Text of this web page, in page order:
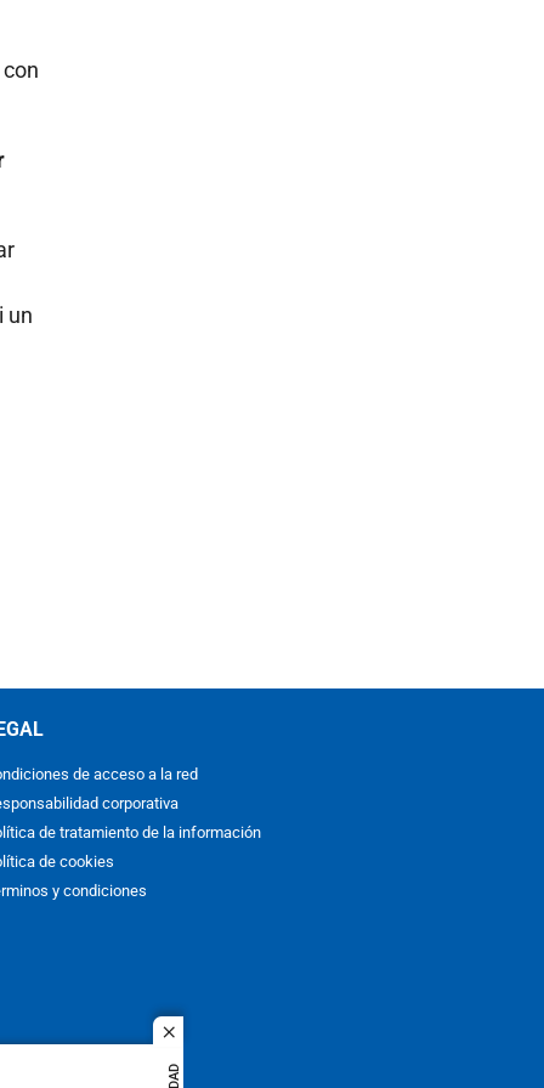
close
un
de acceso a la red
corporativa
de tratamiento de la información
de cookies
y condiciones